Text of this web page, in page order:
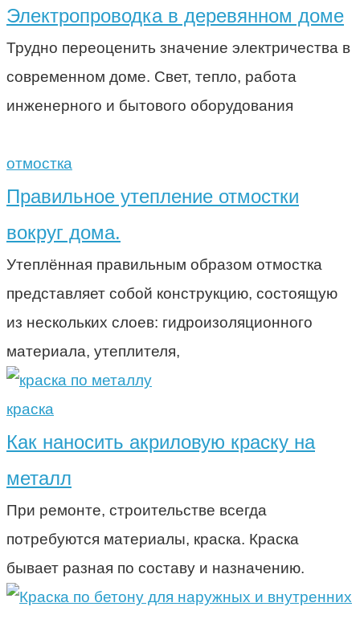
Электропроводка в деревянном доме
Трудно переоценить значение электричества в
современном доме. Свет, тепло, работа
инженерного и бытового оборудования
отмостка
Правильное утепление отмостки
вокруг дома.
Утеплённая правильным образом отмостка
представляет собой конструкцию, состоящую
из нескольких слоев: гидроизоляционного
материала, утеплителя,
краска
Как наносить акриловую краску на
металл
При ремонте, строительстве всегда
потребуются материалы, краска. Краска
бывает разная по составу и назначению.